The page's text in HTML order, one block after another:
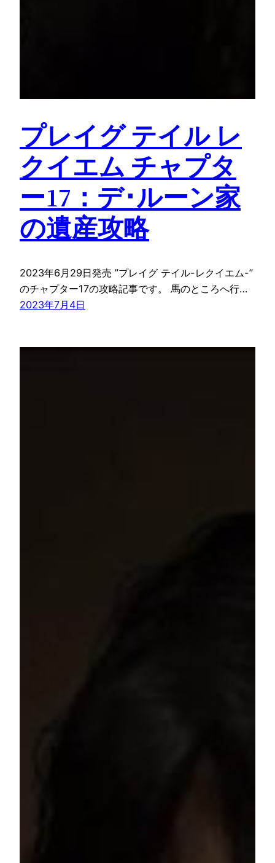
プレイグ テイル レ
クイエム チャプタ
ー17：デ･ルーン家
の遺産攻略
2023年6月29日発売 ”プレイグ テイル-レクイエム-”
のチャプター17の攻略記事です。 馬のところへ行…
2023年7月4日